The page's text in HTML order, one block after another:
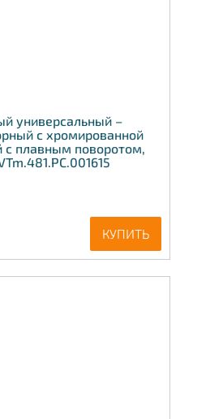
универсальный –
с хромированной
с плавным поворотом,
КУПИТЬ